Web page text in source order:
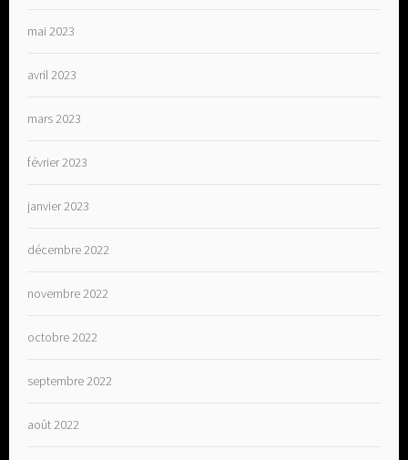
mai 2023
avril 2023
mars 2023
février 2023
janvier 2023
décembre 2022
novembre 2022
octobre 2022
septembre 2022
août 2022